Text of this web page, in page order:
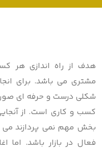
هدف از راه اندازی هر
مشتری می باشد. برای
شکلی درست و حرفه ای
کسب و کاری است. از
بخش مهم نمی ‌پردازند می
فعال در بازار باشد.